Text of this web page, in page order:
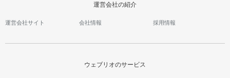
運営会社の紹介
運営会社サイト 会社情報 採用情報
ウェブリオのサービス